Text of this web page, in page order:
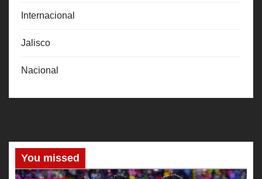
Internacional
Jalisco
Nacional
You missed